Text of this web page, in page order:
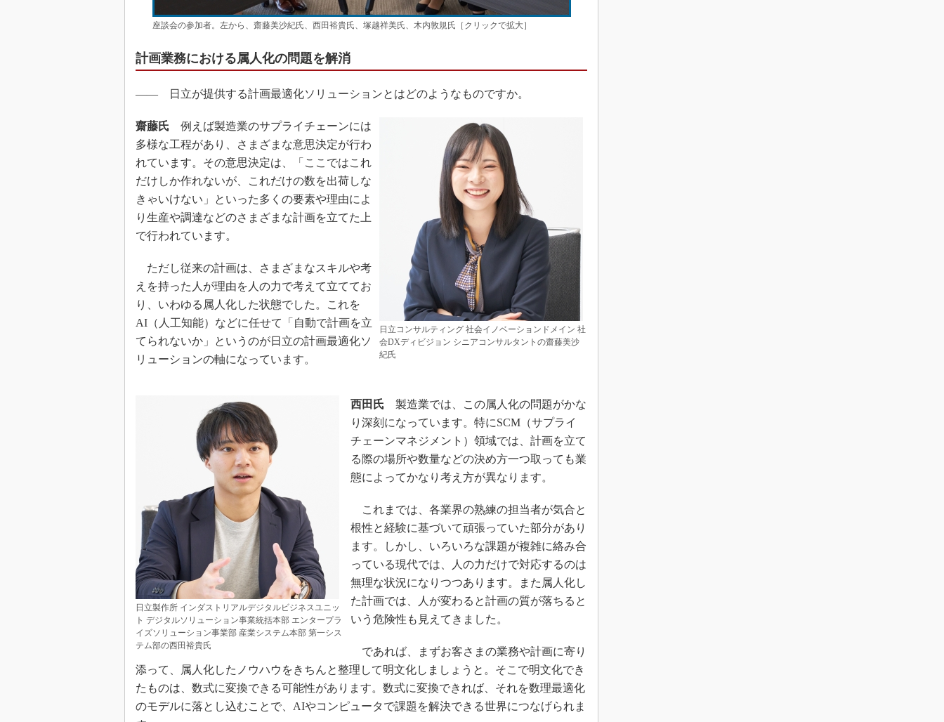
座談会の参加者。左から、齋藤美沙紀氏、西田裕貴氏、塚越祥美氏、木内敦規氏［クリックで拡大］
計画業務における属人化の問題を解消
―― 日立が提供する計画最適化ソリューションとはどのようなものですか。
日立コンサルティング 社会イノベーションドメイン 社
会DXディビジョン シニアコンサルタントの齋藤美沙
紀氏
齋藤氏 例えば製造業のサプライチェーンには
多様な工程があり、さまざまな意思決定が行わ
れています。その意思決定は、「ここではこれ
だけしか作れないが、これだけの数を出荷しな
きゃいけない」といった多くの要素や理由によ
り生産や調達などのさまざまな計画を立てた上
で行われています。
ただし従来の計画は、さまざまなスキルや考
えを持った人が理由を人の力で考えて立ててお
り、いわゆる属人化した状態でした。これを
AI（人工知能）などに任せて「自動で計画を立
てられないか」というのが日立の計画最適化ソ
リューションの軸になっています。
日立製作所 インダストリアルデジタルビジネスユニッ
ト デジタルソリューション事業統括本部 エンタープラ
イズソリューション事業部 産業システム本部 第一シス
テム部の西田裕貴氏
西田氏 製造業では、この属人化の問題がかな
り深刻になっています。特にSCM（サプライ
チェーンマネジメント）領域では、計画を立て
る際の場所や数量などの決め方一つ取っても業
態によってかなり考え方が異なります。
これまでは、各業界の熟練の担当者が気合と
根性と経験に基づいて頑張っていた部分があり
ます。しかし、いろいろな課題が複雑に絡み合
っている現代では、人の力だけで対応するのは
無理な状況になりつつあります。また属人化し
た計画では、人が変わると計画の質が落ちると
いう危険性も見えてきました。
であれば、まずお客さまの業務や計画に寄り
添って、属人化したノウハウをきちんと整理して明文化しましょうと。そこで明文化でき
たものは、数式に変換できる可能性があります。数式に変換できれば、それを数理最適化
のモデルに落とし込むことで、AIやコンピュータで課題を解決できる世界につなげられま